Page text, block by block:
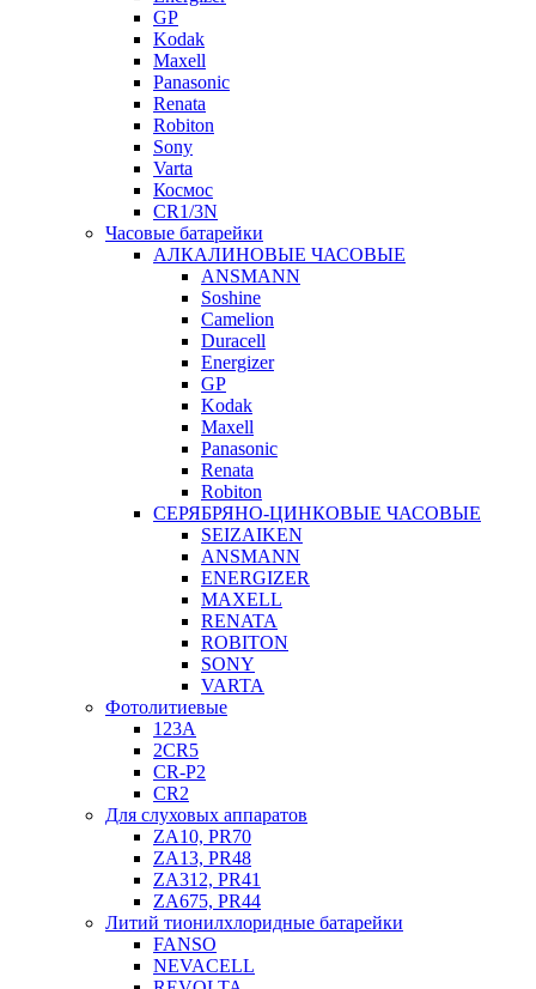
GP
Kodak
Maxell
Panasonic
Renata
Robiton
Sony
Varta
Космос
CR1/3N
Часовые батарейки
АЛКАЛИНОВЫЕ ЧАСОВЫЕ
ANSMANN
Soshine
Camelion
Duracell
Energizer
GP
Kodak
Maxell
Panasonic
Renata
Robiton
СЕРЯБРЯНО-ЦИНКОВЫЕ ЧАСОВЫЕ
SEIZAIKEN
ANSMANN
ENERGIZER
MAXELL
RENATA
ROBITON
SONY
VARTA
Фотолитиевые
123A
2CR5
CR-P2
CR2
Для слуховых аппаратов
ZA10, PR70
ZA13, PR48
ZA312, PR41
ZA675, PR44
Литий тионилхлоридные батарейки
FANSO
NEVACELL